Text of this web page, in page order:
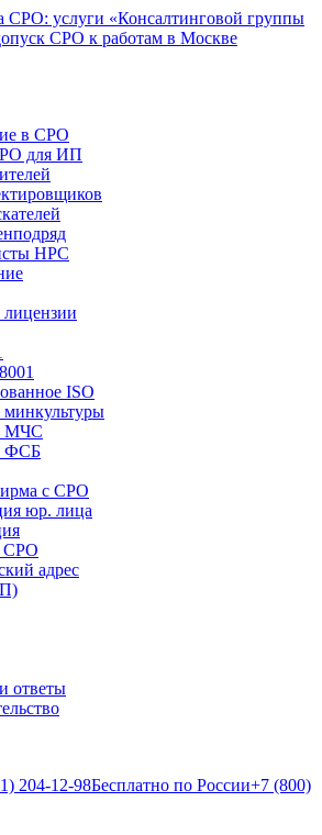
в СРО
для ИП
НРС
ISO
МЧС
ФСБ
с СРО
юр. лица
СРО
адрес
ответы
204-12-98Бесплатно по России+7 (800)